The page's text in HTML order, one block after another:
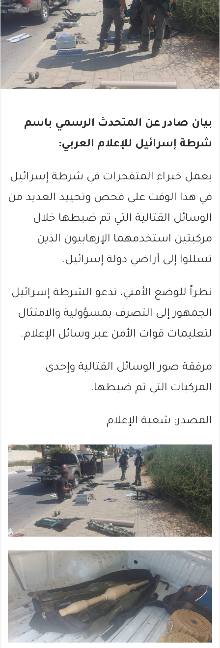
بيان صادر عن المتحدث الرسمي باسم
شرطة إسرائيل للإعلام العربي:
يعمل خبراء المتفجرات في شرطة إسرائيل
في هذا الوقت على فحص وتحييد العديد من
الوسائل القتالية التي تم ضبطها خلال
مركبتين استخدمهما الإرهابيون الذين
تسللوا إلى أراضي دولة إسرائيل.
نظراً للوضع الأمني، تدعو الشرطة إسرائيل
الجمهور إلى التصرف بمسؤولية والامتثال
لتعليمات قوات الأمن عبر وسائل الإعلام.
مرفقة صور الوسائل القتالية وإحدى
المركبات التي تم ضبطها.
المصدر: شعبة الإعلام